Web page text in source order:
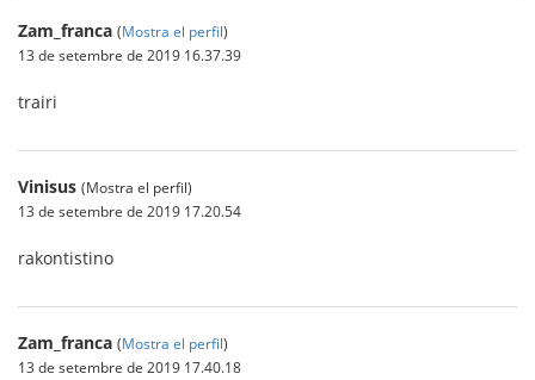
Zam_franca (Mostra el perfil)
13 de setembre de 2019 16.37.39
trairi
Vinisus (Mostra el perfil)
13 de setembre de 2019 17.20.54
rakontistino
Zam_franca (Mostra el perfil)
13 de setembre de 2019 17.40.18